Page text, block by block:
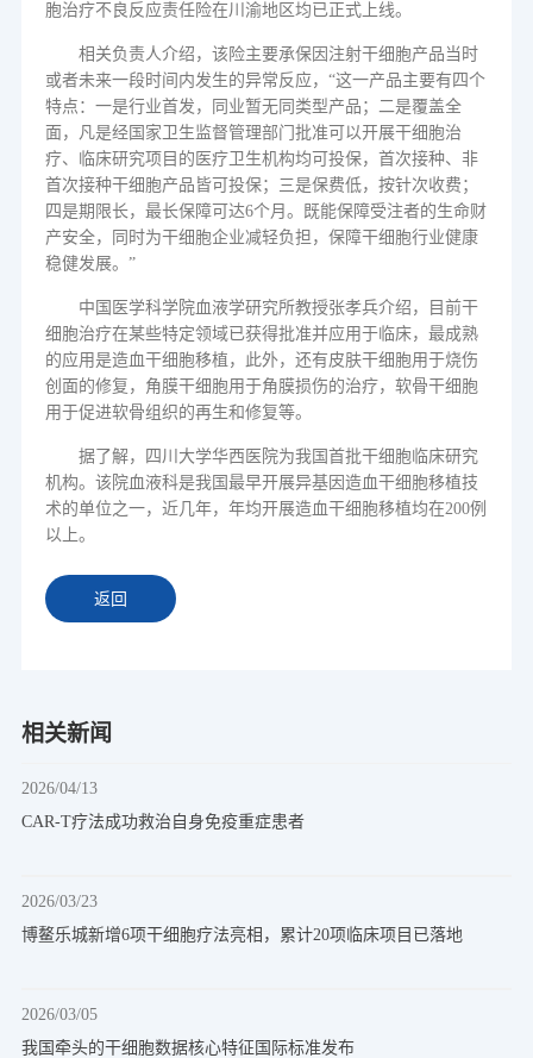
胞治疗不良反应责任险在川渝地区均已正式上线。
相关负责人介绍，该险主要承保因注射干细胞产品当时
或者未来一段时间内发生的异常反应， “这一产品主要有四个
特点：一是行业首发，同业暂无同类型产品；二是覆盖全
面，凡是经国家卫生监督管理部门批准可以开展干细胞治
疗、临床研究项目的医疗卫生机构均可投保，首次接种、非
首次接种干细胞产品皆可投保；三是保费低，按针次收费；
四是期限长，最长保障可达6个月。既能保障受注者的生命财
产安全，同时为干细胞企业减轻负担，保障干细胞行业健康
稳健发展。”
中国医学科学院血液学研究所教授张孝兵介绍，目前干
细胞治疗在某些特定领域已获得批准并应用于临床，最成熟
的应用是造血干细胞移植，此外，还有皮肤干细胞用于烧伤
创面的修复，角膜干细胞用于角膜损伤的治疗，软骨干细胞
用于促进软骨组织的再生和修复等。
据了解，四川大学华西医院为我国首批干细胞临床研究
机构。该院血液科是我国最早开展异基因造血干细胞移植技
术的单位之一，近几年，年均开展造血干细胞移植均在200例
以上。
返回
相关新闻
2026/04/13
CAR-T疗法成功救治自身免疫重症患者
2026/03/23
博鳌乐城新增6项干细胞疗法亮相，累计20项临床项目已落地
2026/03/05
我国牵头的干细胞数据核心特征国际标准发布